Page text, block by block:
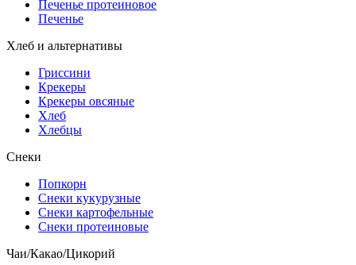
Печенье протеиновое
Печенье
Хлеб и альтернативы
Гриссини
Крекеры
Крекеры овсяные
Хлеб
Хлебцы
Снеки
Попкорн
Снеки кукурузные
Снеки картофельные
Снеки протеиновые
Чаи/Какао/Цикорий